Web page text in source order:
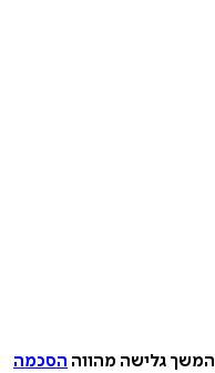
המשך גלישה מהווה הסכמה